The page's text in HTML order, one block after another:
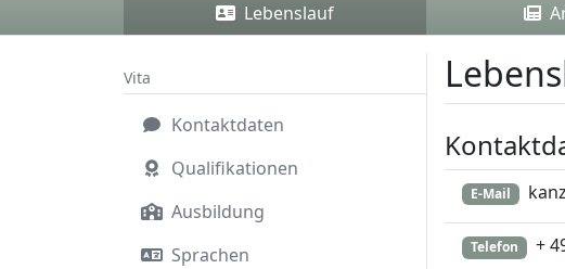
Lebenslauf
Vita
Kontaktdaten
Qualifikationen
Ausbildung
Sprachen
E-Mail
Telefon +